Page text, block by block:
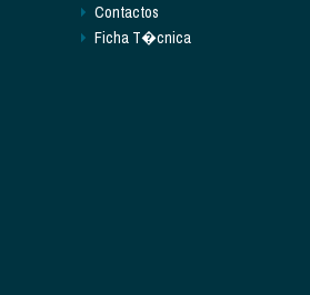
Contactos
Ficha T�cnica